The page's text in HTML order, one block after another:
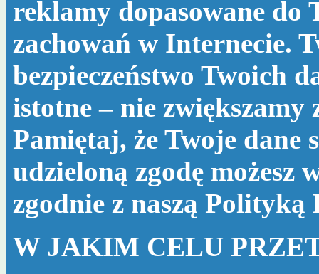
reklamy dopasowane do
zachowań w Internecie.
bezpieczeństwo Twoich
istotne – nie
Pamiętaj, że Twoje dane
udzieloną zgodę możesz
zgodnie z naszą Polityką
W JAKIM CELU